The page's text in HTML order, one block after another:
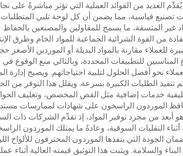
العديد من الفوائد العملية التي تؤثر مباشرةً
قياسية، مما يضمن أن كل لوحة تلبي المتطلبات
غير المتسقة، ما يسمح للمقاولين والمصنعين
من القوة الشرائية الجماعية للمواد الخام وطرق
للعملاء مقارنة بالمواد البديلة أو الموردين
المناسبين للتطبيقات المحددة، وبالتالي منع
نحو أفضل الحلول لتلبية احتياجاتهم. ويصبح
الطلبات الكبيرة بسرعة. ويقلل هذا التوفر من
خدمات إضافية مثل القص المخصص، وتغليف
الموردون الراسخون على شهادات لممارسات
هو أبعد من مجرد توفير المواد، إذ تقدِّم الشركات
أثناء التقلبات السوقية، وعادةً ما يمتلك
الجودة التي ينفذها الموردون المحترفون للألواح
البناء والسلامة. ويثبت هذا التوثيق قيمته العالية